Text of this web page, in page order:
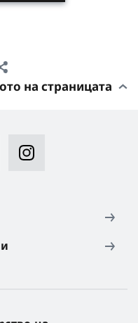
на страницата